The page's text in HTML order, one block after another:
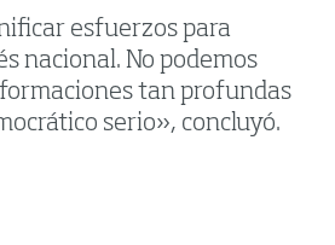
esfuerzos para
nacional. No podemos
tan profundas
serio», concluyó.